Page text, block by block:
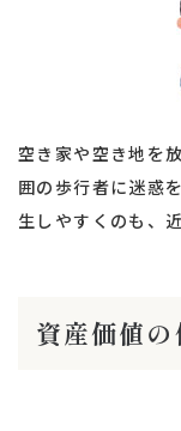
空き家や空き地を
囲の歩行者に迷惑
生しやすくのも、
資産価値の